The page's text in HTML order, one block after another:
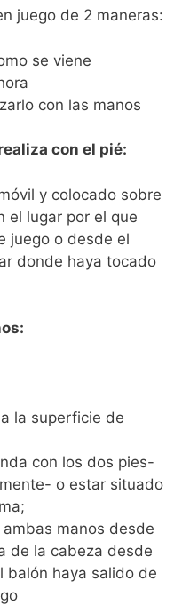
juego de 2 maneras:
se viene
con las manos
con el pié:
y colocado sobre
el lugar por el que
juego o desde el
donde haya tocado
la superficie de
con los dos pies-
o estar situado
manos desde
de la cabeza desde
balón haya salido de